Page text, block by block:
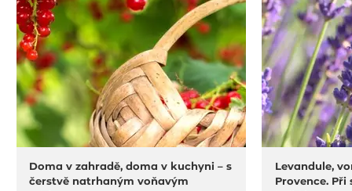
Doma v zahradě, doma v kuchyni – s
čerstvě natrhaným voňavým
Levandule,
Provence.